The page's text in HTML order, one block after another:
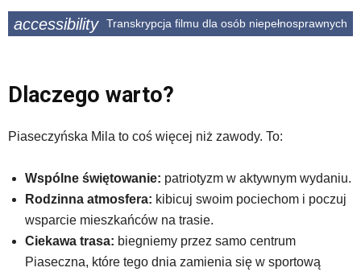
accessibility Transkrypcja filmu dla osób niepełnosprawnych
Dlaczego warto?
Piaseczyńska Mila to coś więcej niż zawody. To:
Wspólne świętowanie: patriotyzm w aktywnym wydaniu.
Rodzinna atmosfera: kibicuj swoim pociechom i poczuj
wsparcie mieszkańców na trasie.
Ciekawa trasa: biegniemy przez samo centrum
Piaseczna, które tego dnia zamienia się w sportową